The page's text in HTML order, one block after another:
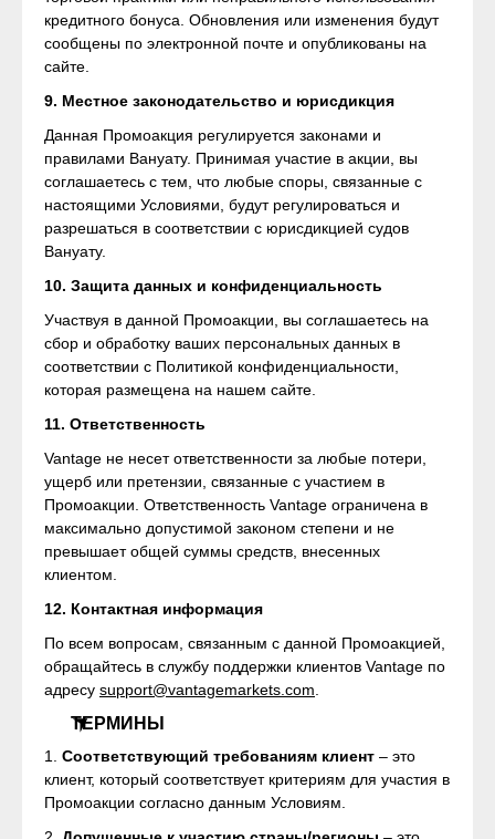
кредитного бонуса. Обновления или изменения будут
сообщены по электронной почте и опубликованы на
сайте.
9. Местное законодательство и юрисдикция
Данная Промоакция регулируется законами и
правилами Вануату. Принимая участие в акции, вы
соглашаетесь с тем, что любые споры, связанные с
настоящими Условиями, будут регулироваться и
разрешаться в соответствии с юрисдикцией судов
Вануату.
10. Защита данных и конфиденциальность
Участвуя в данной Промоакции, вы соглашаетесь на
сбор и обработку ваших персональных данных в
соответствии с Политикой конфиденциальности,
которая размещена на нашем сайте.
11. Ответственность
Vantage не несет ответственности за любые потери,
ущерб или претензии, связанные с участием в
Промоакции. Ответственность Vantage ограничена в
максимально допустимой законом степени и не
превышает общей суммы средств, внесенных
клиентом.
12. Контактная информация
По всем вопросам, связанным с данной Промоакцией,
обращайтесь в службу поддержки клиентов Vantage по
адресу support@vantagemarkets.com
ТЕРМИНЫ
1. Соответствующий требованиям клиент – это
клиент, который соответствует критериям для участия в
Промоакции согласно данным Условиям.